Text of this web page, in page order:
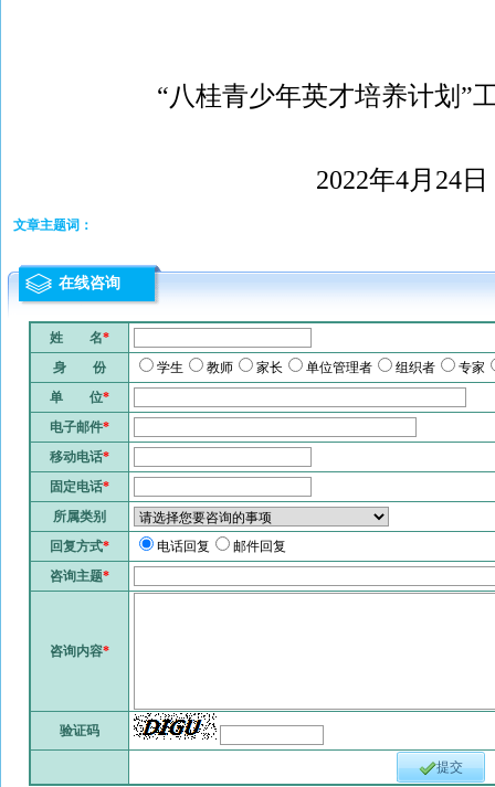
“八桂青少年英才培养计划”工
2022年4月24日
文章主题词：
在线咨询
姓 名*
身 份
学生 教师 家长 单位管理者 组织者
专家
单 位*
电子邮件*
移动电话*
固定电话*
所属类别
回复方式* 电话回复
邮件回复
咨询主题*
咨询内容*
验证码
提交